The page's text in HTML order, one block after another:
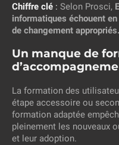
Chiffre clé : Selon Prosci,
informatiques échouent
de changement appropriés.
Un manque de
La formation des
étape accessoire ou
formation adaptée
pleinement les nouveaux
et leur adoption.